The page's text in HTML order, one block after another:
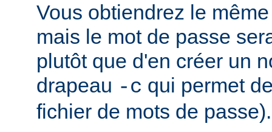
Vous obtiendrez le
mais le mot de passe
plutôt que d'en créer un
drapeau -c qui permet
fichier de mots de